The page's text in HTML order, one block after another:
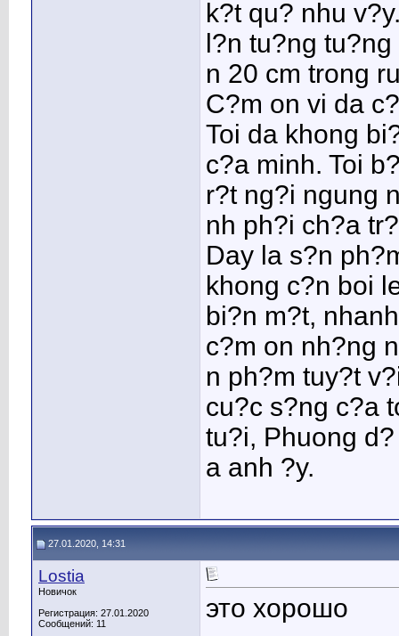
k?t qu? nhu
l?n tu?ng
n 20 cm trong
C?m on vi da
Toi da khong
c?a minh. Toi
r?t ng?i ngung
nh ph?i ch?a
Day la s?n
khong c?n boi
bi?n m?t,
c?m on nh?ng
n ph?m tuy?t
cu?c s?ng c?a
tu?i, Phuong
a anh ?y.
27.01.2020, 14:31
Lostia
Новичок
Регистрация: 27.01.2020
Сообщений: 11
это хорошо